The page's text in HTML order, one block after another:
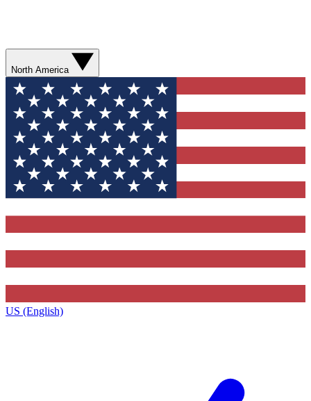
North America
US (English)